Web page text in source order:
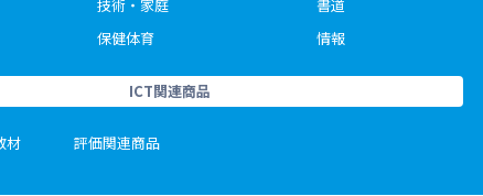
技術・家庭
保健体育
書道
情報
ICT関連商品
材 評価関連商品